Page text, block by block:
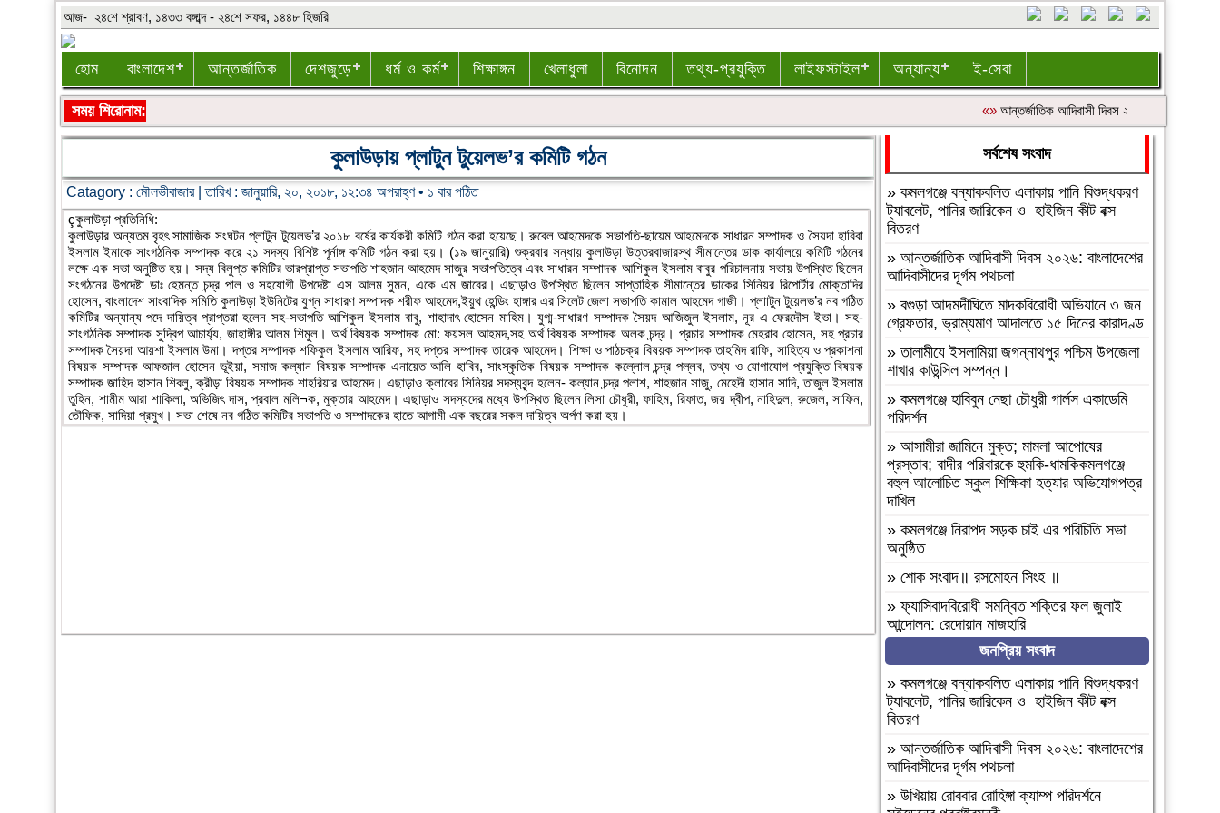
আজ- ২৪শে শ্রাবণ, ১৪৩৩ বঙ্গাব্দ - ২৪শে সফর, ১৪৪৮ হিজরি
হোম বাংলাদেশ আন্তর্জাতিক দেশজুড়ে ধর্ম ও কর্ম শিক্ষাঙ্গন খেলাধুলা বিনোদন তথ্য-প্রযুক্তি লাইফস্টাইল অন্যান্য ই-সেবা
সময় শিরোনাম: «»আন্তর্জাতিক আদিবাসী দিবস ২০২৬: বাংলাদেশের
কুলাউড়ায় প্লাটুন টুয়েলভ’র কমিটি গঠন
Catagory :মৌলভীবাজার| তারিখ : জানুয়ারি, ২০, ২০১৮, ১২:৩৪ অপরাহ্ণ • ১ বার পঠিত
çকুলাউড়া প্রতিনিধি:
কুলাউড়ার অন্যতম বৃহৎ সামাজিক সংঘটন প্লাটুন টুয়েলভ’র ২০১৮ বর্ষের কার্যকরী কমিটি গঠন করা হয়েছে। রুবেল আহমেদকে সভাপতি-ছায়েম আহমেদকে সাধারন সম্পাদক ও সৈয়দা হাবিবা
ইসলাম ইমাকে সাংগঠনিক সম্পাদক করে ২১ সদস্য বিশিষ্ট পূর্নাঙ্গ কমিটি গঠন করা হয়। (১৯ জানুয়ারি) শুক্রবার সন্ধায় কুলাউড়া উত্তরবাজারস্থ সীমান্তের ডাক কার্যালয়ে কমিটি গঠনের
লক্ষে এক সভা অনুষ্টিত হয়। সদ্য বিলুপ্ত কমিটির ভারপ্রাপ্ত সভাপতি শাহজান আহমেদ সাজুর সভাপতিত্বে এবং সাধারন সম্পাদক আশিকুল ইসলাম বাবুর পরিচালনায় সভায় উপস্থিত ছিলেন
সংগঠনের উপদেষ্টা ডাঃ হেমন্ত চন্দ্র পাল ও সহযোগী উপদেষ্টা এস আলম সুমন, একে এম জাবের। এছাড়াও উপস্থিত ছিলেন সাপ্তাহিক সীমান্তের ডাকের সিনিয়র রিপোর্টার মোক্তাদির
হোসেন, বাংলাদেশ সাংবাদিক সমিতি কুলাউড়া ইউনিটের যুগ্ন সাধারণ সম্পাদক শরীফ আহমেদ,ইয়ুথ হেন্ডিং হাঙ্গার এর সিলেট জেলা সভাপতি কামাল আহমেদ গাজী। প্লাাটুন টুয়েলভ’র নব গঠিত
কমিটির অন্যান্য পদে দায়িত্ব প্রাপ্তরা হলেন সহ-সভাপতি আশিকুল ইসলাম বাবু, শাহাদাৎ হোসেন মাহিম। যুগ্ম-সাধারণ সম্পাদক সৈয়দ আজিজুল ইসলাম, নূর এ ফেরদৌস ইভা। সহ-
সাংগঠনিক সম্পাদক সুদ্বিপ আচার্য্য, জাহাঙ্গীর আলম শিমুল। অর্থ বিষয়ক সম্পাদক মো: ফয়সল আহমদ,সহ অর্থ বিষয়ক সম্পাদক অলক চন্দ্র। প্রচার সম্পাদক মেহরাব হোসেন, সহ প্রচার
সম্পাদক সৈয়দা আয়শা ইসলাম উমা। দপ্তর সম্পাদক শফিকুল ইসলাম আরিফ, সহ দপ্তর সম্পাদক তারেক আহমেদ। শিক্ষা ও পাঠচক্র বিষয়ক সম্পাদক তাহমিদ রাফি, সাহিত্য ও প্রকাশনা
বিষয়ক সম্পাদক আফজাল হোসেন ভূইয়া, সমাজ কল্যান বিষয়ক সম্পাদক এনায়েত আলি হাবিব, সাংস্কৃতিক বিষয়ক সম্পাদক কল্লোল চন্দ্র পল্লব, তথ্য ও যোগাযোগ প্রযুক্তি বিষয়ক
সম্পাদক জাহিদ হাসান শিবলু, ক্রীড়া বিষয়ক সম্পাদক শাহরিয়ার আহমেদ। এছাড়াও ক্লাবের সিনিয়র সদস্যবৃন্দ হলেন- কল্যান চন্দ্র পলাশ, শাহজান সাজু, মেহেদী হাসান সাদি, তাজুল ইসলাম
তুহিন, শামীম আরা শাকিলা, অভিজিৎ দাস, প্রবাল মলি¬ক, মুক্তার আহমেদ। এছাড়াও সদস্যদের মধ্যে উপস্থিত ছিলেন লিসা চৌধুরী, ফাহিম, রিফাত, জয় দ্বীপ, নাহিদুল, রুজেল, সাফিন,
তৌফিক, সাদিয়া প্রমুখ। সভা শেষে নব গঠিত কমিটির সভাপতি ও সম্পাদকের হাতে আগামী এক বছরের সকল দায়িত্ব অর্পণ করা হয়।
সর্বশেষ সংবাদ
»কমলগঞ্জে বন্যাকবলিত এলাকায় পানি বিশুদ্ধকরণ
ট্যাবলেট, পানির জারিকেন ও হাইজিন কীট বক্স
বিতরণ
»আন্তর্জাতিক আদিবাসী দিবস ২০২৬: বাংলাদেশের
আদিবাসীদের দূর্গম পথচলা
»বগুড়া আদমদীঘিতে মাদকবিরোধী অভিযানে ৩ জন
গ্রেফতার, ভ্রাম্যমাণ আদালতে ১৫ দিনের কারাদণ্ড
»‎তালামীযে ইসলামিয়া জগন্নাথপুর পশ্চিম উপজেলা
শাখার কাউন্সিল সম্পন্ন।
»কমলগঞ্জে হাবিবুন নেছা চৌধুরী গার্লস একাডেমি
পরিদর্শন
»আসামীরা জামিনে মুক্ত; মামলা আপোষের
প্রস্তাব; বাদীর পরিবারকে হুমকি-ধামকিকমলগঞ্জে
বহুল আলোচিত স্কুল শিক্ষিকা হত্যার অভিযোগপত্র
দাখিল
»কমলগঞ্জে নিরাপদ সড়ক চাই এর পরিচিতি সভা
অনুষ্ঠিত
»শোক সংবাদ॥ রসমোহন সিংহ ॥
»ফ্যাসিবাদবিরোধী সমন্বিত শক্তির ফল জুলাই
আন্দোলন: রেদোয়ান মাজহারি
বগুড়া আদমদীঘিতে হিন্দু গৃহবধূকে শ্লীলতাহানির
চেষ্টার অভিযোগে গ্রেপ্তার-১
»দশ বছ‌রে গ্রামীণ‌ফো‌সের মাইজিপি অ্যাপ
»বগুড়া আদমদীঘিতে বাসা বাড়ীতে দুঃসাহসিক চুরি
সংঘটিত
»দুপচাঁচিয়া ট্রেনে কাটা পড়ে যুবকের মৃত্যু
»চারপাশে সবকিছু আগের মতোই আছে, শুধু
জনপ্রিয় সংবাদ
»কমলগঞ্জে বন্যাকবলিত এলাকায় পানি বিশুদ্ধকরণ
ট্যাবলেট, পানির জারিকেন ও হাইজিন কীট বক্স
বিতরণ
»আন্তর্জাতিক আদিবাসী দিবস ২০২৬: বাংলাদেশের
আদিবাসীদের দূর্গম পথচলা
»উখিয়ায় রোববার রোহিঙ্গা ক্যাম্প পরিদর্শনে